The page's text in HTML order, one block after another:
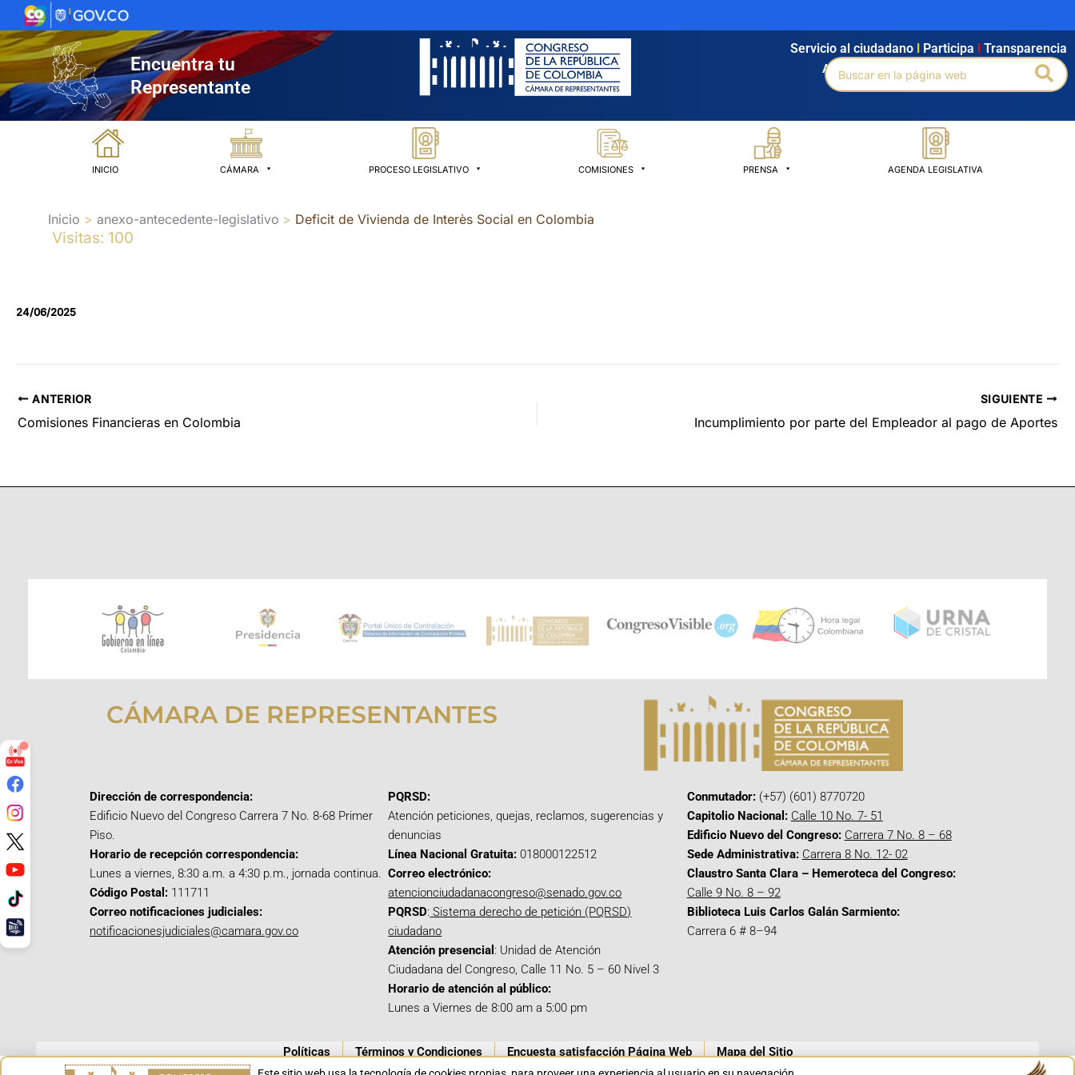
al
contenido
Encuentra tu
Representante
Agendamiento Intranet Búsqueda avanzada
Servicio al ciudadano Participa Transparencia
Buscar
por:
INICIO CÁMARA PROCESO LEGISLATIVO COMISIONES PRENSA AGENDA LEGISLATIVA
Inicio anexo-antecedente-legislativo Deficit de Vivienda de Interès Social en Colombia
Visitas: 100
24/06/2025
ANTERIOR
Comisiones Financieras en Colombia
SIGUIENTE
Incumplimiento por parte del Empleador al pago de Aportes
CÁMARA DE REPRESENTANTES
Dirección de correspondencia:
Edificio Nuevo del Congreso Carrera 7 No. 8-68 Primer
Piso.
Horario de recepción correspondencia:
Lunes a viernes, 8:30 a.m. a 4:30 p.m., jornada continua.
Código Postal: 111711
Correo notificaciones judiciales:
notificacionesjudiciales@camara.gov.co
PQRSD:
Atención peticiones, quejas, reclamos, sugerencias y
denuncias
Línea Nacional Gratuita: 018000122512
Correo electrónico:
atencionciudadanacongreso@senado.gov.co
PQRSD: Sistema derecho de petición (PQRSD)
ciudadano
Atención presencial : Unidad de Atención
Ciudadana del Congreso, Calle 11 No. 5 – 60 Nivel 3
Horario de atención al público:
Lunes a Viernes de 8:00 am a 5:00 pm
Conmutador:(+57) (601) 8770720
Capitolio Nacional: Calle 10 No. 7- 51
Edificio Nuevo del Congreso: Carrera 7 No. 8 – 68
Sede Administrativa: Carrera 8 No. 12- 02
Claustro Santa Clara – Hemeroteca del Congreso:
Calle 9 No. 8 – 92
Biblioteca Luis Carlos Galán Sarmiento:
Carrera 6 # 8–94
Políticas Términos y Condiciones Encuesta satisfacción Página Web Mapa del Sitio